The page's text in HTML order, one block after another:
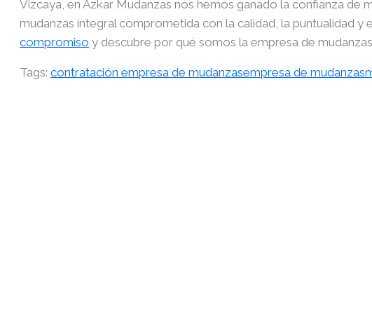
Vizcaya, en Azkar Mudanzas nos hemos ganado la confianza de
mudanzas integral comprometida con la calidad, la puntualidad y
compromiso y descubre por qué somos la empresa de
Tags: contratación empresa de mudanzasempresa de mudanzas